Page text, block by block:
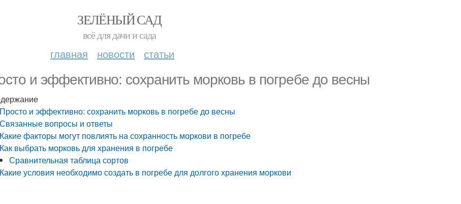
ЗЕЛЁНЫЙ САД
всё для дачи и сада
главная новости статьи
и эффективно: сохранить морковь в погребе до весны
Просто и эффективно: сохранить морковь в погребе до весны
Связанные вопросы и ответы
Какие факторы могут повлиять на сохранность моркови в погребе
Как выбрать морковь для хранения в погребе
Сравнительная таблица сортов
Какие условия необходимо создать в погребе для долгого хранения моркови